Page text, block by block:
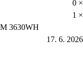
0 ×
1 ×
3630WH
17. 6. 2026